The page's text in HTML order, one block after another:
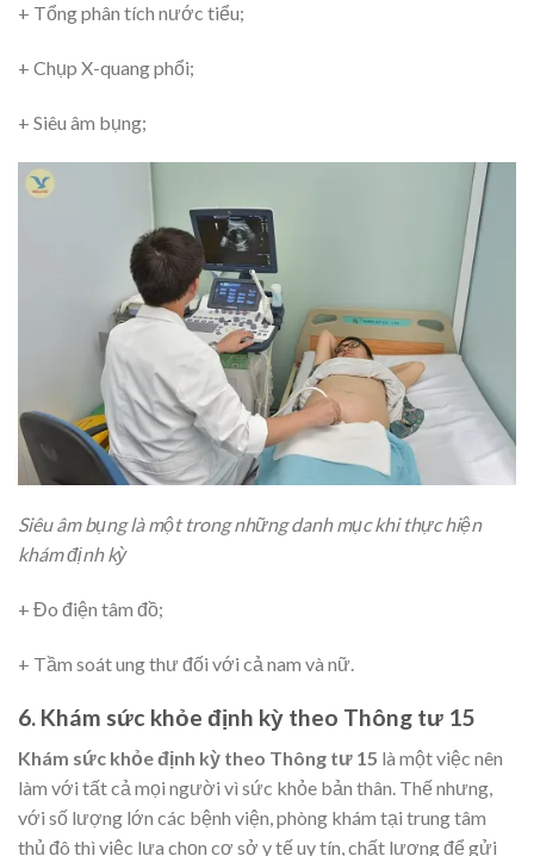
+ Tổng phân tích nước tiểu;
+ Chụp X-quang phổi;
+ Siêu âm bụng;
Siêu âm bụng là một trong những danh mục khi thực hiện
khám định kỳ
+ Đo điện tâm đồ;
+ Tầm soát ung thư đối với cả nam và nữ.
6. Khám sức khỏe định kỳ theo Thông tư 15
Khám sức khỏe định kỳ theo Thông tư 15 là một việc nên
làm với tất cả mọi người vì sức khỏe bản thân. Thế nhưng,
với số lượng lớn các bệnh viện, phòng khám tại trung tâm
thủ đô thì việc lựa chọn cơ sở y tế uy tín, chất lượng để gửi